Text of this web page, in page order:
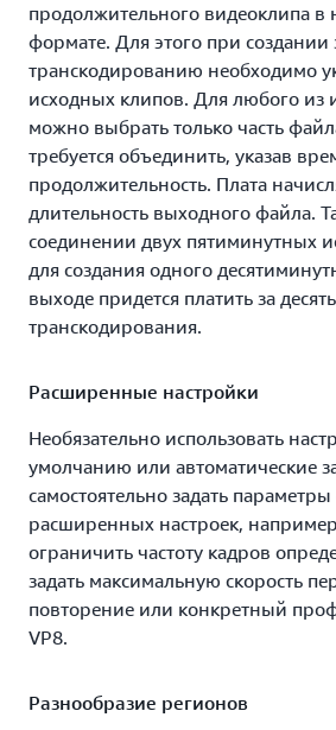
Можно хранить оригинальные
мультимедийного контента в
распределение загрузки Amazon
обеспечения последовательной
аудиофайлов. Популярные
кэшируются на краю, что
ресурсы и гарантировать
качество для зрителей.
продолжительного видеоклипа
формате. Для этого при создании
транскодированию необходимо
исходных клипов. Для любого из
можно выбрать только часть
требуется объединить, указав
продолжительность. Плата
длительность выходного файла.
соединении двух пятиминутных
для создания одного
выходе придется платить за
транскодирования.
Расширенные настройки
Необязательно использовать
умолчанию или автоматические
самостоятельно задать
расширенных настроек,
ограничить частоту кадров
задать максимальную скорость
повторение или конкретный
VP8.
Разнообразие регионов